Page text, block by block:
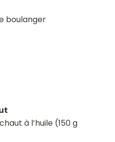
boulanger
à l’huile (150 g